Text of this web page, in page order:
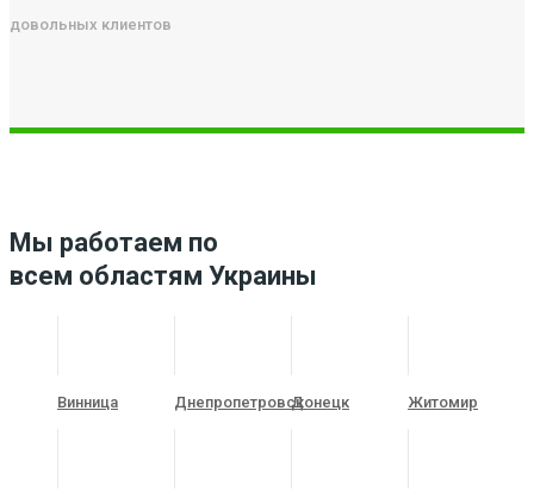
довольных клиентов
Мы работаем по
всем областям Украины
Винница ДнепропетровскДонецк Житомир